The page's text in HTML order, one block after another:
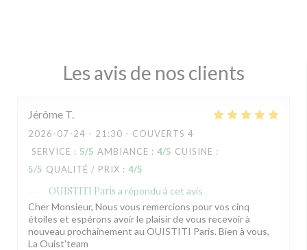
Les avis de nos clients
Jérôme T
2026-07-24 - 21:30 - COUVERTS 4
SERVICE : 5/5 AMBIANCE : 4/5 CUISINE :
5/5 QUALITÉ / PRIX : 4/5
OUISTITI Paris a répondu à cet avis
Cher Monsieur, Nous vous remercions pour vos cinq
étoiles et espérons avoir le plaisir de vous recevoir à
nouveau prochainement au OUISTITI Paris. Bien à vous,
La Ouist'team